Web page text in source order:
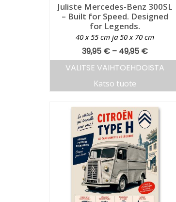
Juliste Mercedes-Benz 300SL
– Built for Speed. Designed
for Legends.
40 x 55 cm ja 50 x 70 cm
39,95 € – 49,95 €
VALITSE VAIHTOEHDOISTA
Katso tuote